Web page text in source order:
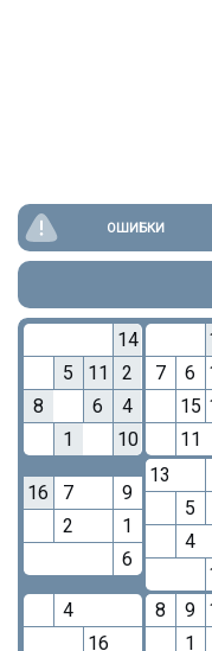
ОШИБКИ
14
5
11
2
8
6
4
1
10
7
6
15
11
16 7
9
2
1
6
13
5
4
4
16
8 9
1